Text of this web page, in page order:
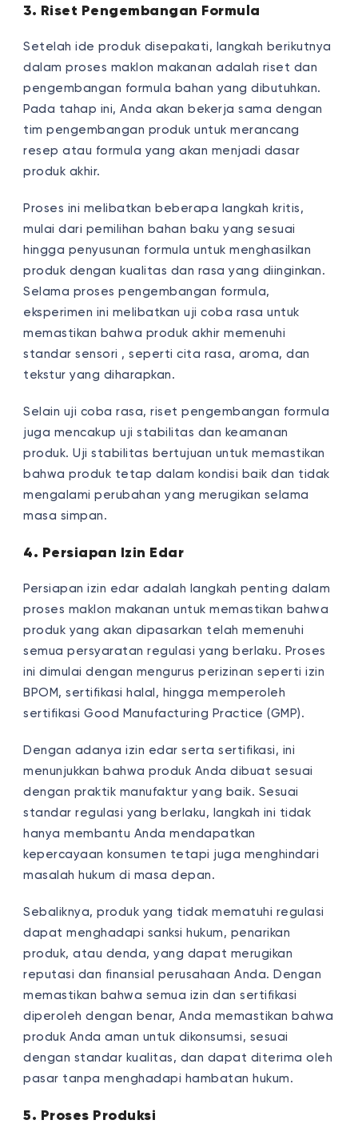
3. Riset Pengembangan Formula
Setelah ide produk disepakati, langkah berikutnya
dalam proses maklon makanan adalah riset dan
pengembangan formula bahan yang dibutuhkan.
Pada tahap ini, Anda akan bekerja sama dengan
tim pengembangan produk untuk merancang
resep atau formula yang akan menjadi dasar
produk akhir.
Proses ini melibatkan beberapa langkah kritis,
mulai dari pemilihan bahan baku yang sesuai
hingga penyusunan formula untuk menghasilkan
produk dengan kualitas dan rasa yang diinginkan.
Selama proses pengembangan formula,
eksperimen ini melibatkan uji coba rasa untuk
memastikan bahwa produk akhir memenuhi
standar sensori , seperti cita rasa, aroma, dan
tekstur yang diharapkan.
Selain uji coba rasa, riset pengembangan formula
juga mencakup uji stabilitas dan keamanan
produk. Uji stabilitas bertujuan untuk memastikan
bahwa produk tetap dalam kondisi baik dan tidak
mengalami perubahan yang merugikan selama
masa simpan.
4. Persiapan Izin Edar
Persiapan izin edar adalah langkah penting dalam
proses maklon makanan untuk memastikan bahwa
produk yang akan dipasarkan telah memenuhi
semua persyaratan regulasi yang berlaku. Proses
ini dimulai dengan mengurus perizinan seperti izin
BPOM, sertifikasi halal, hingga memperoleh
sertifikasi Good Manufacturing Practice (GMP).
Dengan adanya izin edar serta sertifikasi, ini
menunjukkan bahwa produk Anda dibuat sesuai
dengan praktik manufaktur yang baik. Sesuai
standar regulasi yang berlaku, langkah ini tidak
hanya membantu Anda mendapatkan
kepercayaan konsumen tetapi juga menghindari
masalah hukum di masa depan.
Sebaliknya, produk yang tidak mematuhi regulasi
dapat menghadapi sanksi hukum, penarikan
produk, atau denda, yang dapat merugikan
reputasi dan finansial perusahaan Anda. Dengan
memastikan bahwa semua izin dan sertifikasi
diperoleh dengan benar, Anda memastikan bahwa
produk Anda aman untuk dikonsumsi, sesuai
dengan standar kualitas, dan dapat diterima oleh
pasar tanpa menghadapi hambatan hukum.
5. Proses Produksi